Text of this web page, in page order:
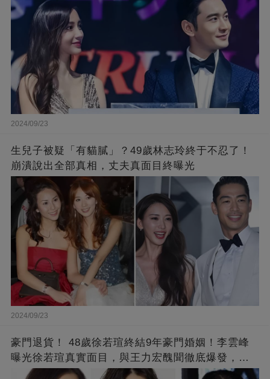
2024/09/23
生兒子被疑「有貓膩」？49歲林志玲終于不忍了！
崩潰說出全部真相，丈夫真面目終曝光
2024/09/23
豪門退貨！ 48歲徐若瑄終結9年豪門婚姻！李雲峰
曝光徐若瑄真實面目，與王力宏醜聞徹底爆發，原
來李靚蕾說的都是真的 ！